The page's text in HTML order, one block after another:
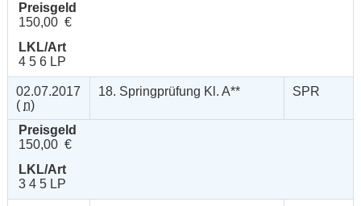
Preisgeld
150,00 €
LKL/Art
4 5 6 LP
02.07.2017
( n)
18. Springprüfung Kl. A** SPR
Preisgeld
150,00 €
LKL/Art
3 4 5 LP